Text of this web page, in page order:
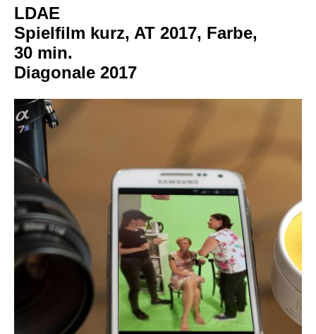
LDAE
Spielfilm kurz, AT 2017, Farbe,
30 min.
Diagonale 2017